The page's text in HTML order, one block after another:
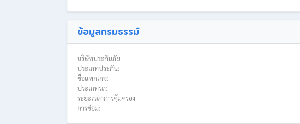
ข้อมูลกรมธรรม์
บริษัทประกันภัย:
ประเภทประกัน:
ชื่อแพกเกจ:
ประเภทรถ:
ระยะเวลาการคุ้มครอง:
การซ่อม: